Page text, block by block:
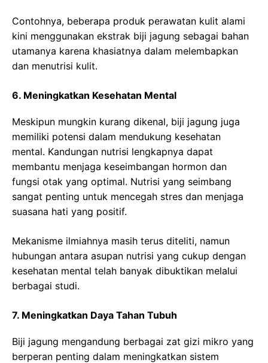
Contohnya, beberapa produk perawatan kulit alami
kini menggunakan ekstrak biji jagung sebagai bahan
utamanya karena khasiatnya dalam melembapkan
dan menutrisi kulit.
6. Meningkatkan Kesehatan Mental
Meskipun mungkin kurang dikenal, biji jagung juga
memiliki potensi dalam mendukung kesehatan
mental. Kandungan nutrisi lengkapnya dapat
membantu menjaga keseimbangan hormon dan
fungsi otak yang optimal. Nutrisi yang seimbang
sangat penting untuk mencegah stres dan menjaga
suasana hati yang positif.
Mekanisme ilmiahnya masih terus diteliti, namun
hubungan antara asupan nutrisi yang cukup dengan
kesehatan mental telah banyak dibuktikan melalui
berbagai studi.
7. Meningkatkan Daya Tahan Tubuh
Biji jagung mengandung berbagai zat gizi mikro yang
berperan penting dalam meningkatkan sistem